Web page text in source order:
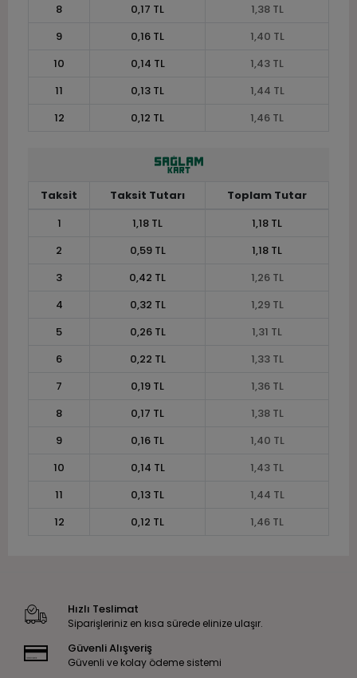
8
0,17 TL
1,38 TL
9
0,16 TL
1,40 TL
10
0,14 TL
1,43 TL
11
0,13 TL
1,44 TL
12
0,12 TL 1,46 TL
Taksit Taksit Tutarı
Toplam Tutar
1
1,18 TL
1,18 TL
2
0,59 TL
1,18 TL
3
0,42 TL
1,26 TL
4
0,32 TL
1,29 TL
5
0,26 TL
1,31 TL
6
0,22 TL
1,33 TL
7
0,19 TL
1,36 TL
8
0,17 TL
1,38 TL
9
0,16 TL
1,40 TL
10
0,14 TL
1,43 TL
11
0,13 TL
1,44 TL
12
0,12 TL 1,46 TL
Hızlı Teslimat
Siparişleriniz en kısa sürede elinize ulaşır.
Güvenli Alışveriş
Güvenli ve kolay ödeme sistemi